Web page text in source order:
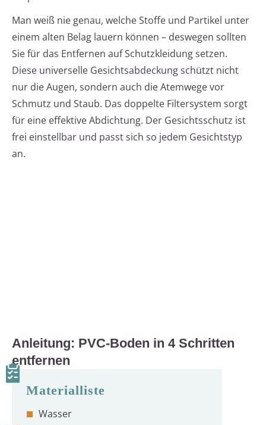
Man weiß nie genau, welche Stoffe und Partikel unter
einem alten Belag lauern können – deswegen sollten
Sie für das Entfernen auf Schutzkleidung setzen.
Diese universelle Gesichtsabdeckung schützt nicht
nur die Augen, sondern auch die Atemwege vor
Schmutz und Staub. Das doppelte Filtersystem sorgt
für eine effektive Abdichtung. Der Gesichtsschutz ist
frei einstellbar und passt sich so jedem Gesichtstyp
an.
Anleitung: PVC-Boden in 4 Schritten
entfernen
Wasser